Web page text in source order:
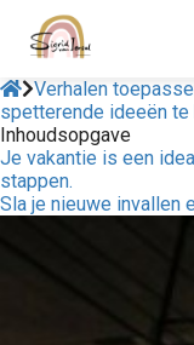
Verhalen
spetterende ideeën te
Inhoudsopgave
Je vakantie is een
stappen.
Sla je nieuwe invallen